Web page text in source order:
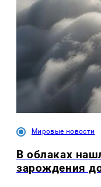
Мировые новости
В облаках
зарождения